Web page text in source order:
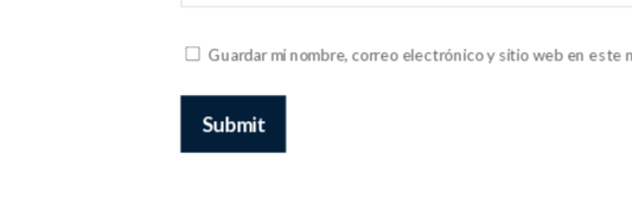
Guardar mi nombre, correo electrónico y sitio web en este
Submit